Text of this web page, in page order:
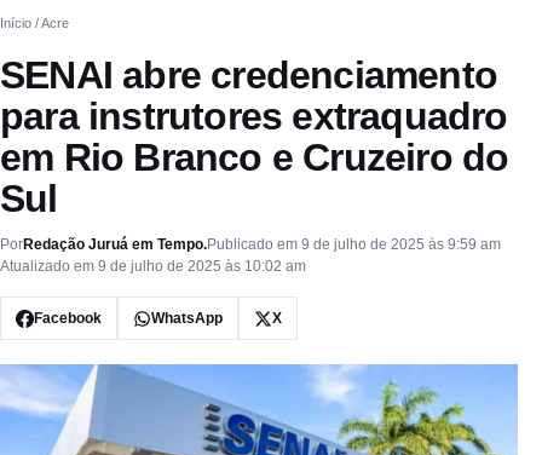
Início / Acre
SENAI abre credenciamento
para instrutores extraquadro
em Rio Branco e Cruzeiro do
Sul
PorRedação Juruá em Tempo.Publicado em 9 de julho de 2025 às 9:59 am
Atualizado em 9 de julho de 2025 às 10:02 am
Facebook WhatsApp X